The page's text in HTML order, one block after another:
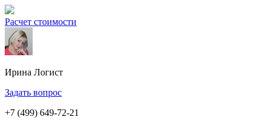
Расчет стоимости
Ирина Логист
Задать вопрос
+7 (499) 649-72-21